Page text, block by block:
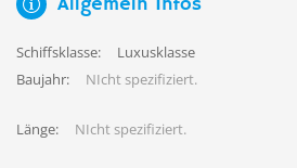
Schiffsklasse:
Luxusklasse
Baujahr:
NIcht spezifiziert.
Länge: NIcht spezifiziert.